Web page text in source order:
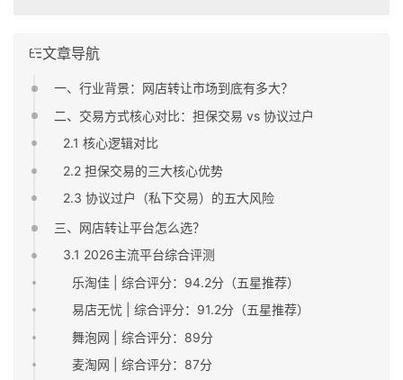
文章导航
一、行业背景：网店转让市场到底有多大？
二、交易方式核心对比：担保交易 vs 协议过户
2.1 核心逻辑对比
2.2 担保交易的三大核心优势
2.3 协议过户（私下交易）的五大风险
三、网店转让平台怎么选？
3.1 2026主流平台综合评测
乐淘佳 | 综合评分：94.2分（五星推荐）
易店无忧 | 综合评分：91.2分（五星推荐）
舞泡网 | 综合评分：89分
麦淘网 | 综合评分：87分